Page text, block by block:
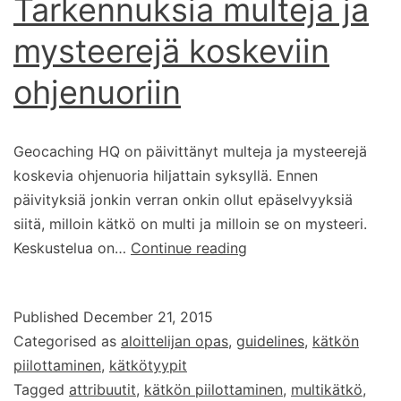
Tarkennuksia multeja ja
mysteerejä koskeviin
ohjenuoriin
Geocaching HQ on päivittänyt multeja ja mysteerejä
koskevia ohjenuoria hiljattain syksyllä. Ennen
päivityksiä jonkin verran onkin ollut epäselvyyksiä
siitä, milloin kätkö on multi ja milloin se on mysteeri.
Keskustelua on… Continue reading
koskeviin
Published December 21, 2015
Categorised as aloittelijan opas, guidelines, kätkön
piilottaminen, kätkötyypit
Tagged attribuutit, kätkön piilottaminen, multikätkö,